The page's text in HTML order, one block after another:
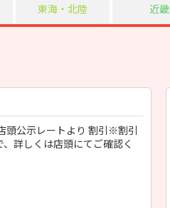
東海・北陸 近畿
頭公示レートより 割引※割引
詳しくは店頭にてご確認く